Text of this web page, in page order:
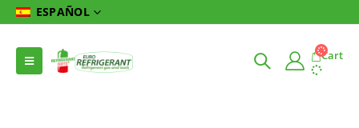
ESPAÑOL
Cart